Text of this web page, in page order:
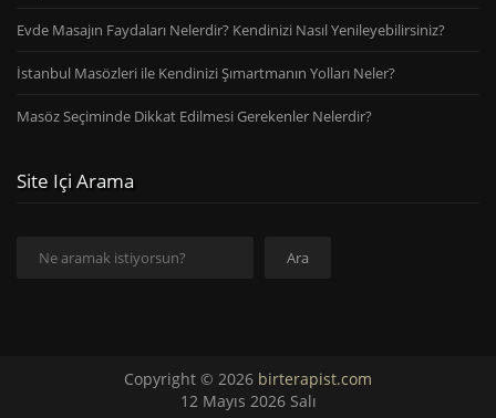
Evde Masajın Faydaları Nelerdir? Kendinizi Nasıl Yenileyebilirsiniz?
İstanbul Masözleri ile Kendinizi Şımartmanın Yolları Neler?
Masöz Seçiminde Dikkat Edilmesi Gerekenler Nelerdir?
Site Içi Arama
Ara
Copyright © 2026 birterapist.com
12 Mayıs 2026 Salı